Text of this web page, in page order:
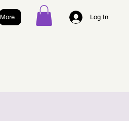
More... Log In